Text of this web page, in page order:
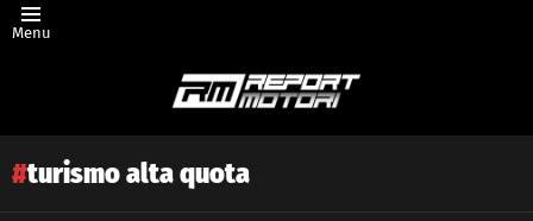
Menu
turismo alta quota